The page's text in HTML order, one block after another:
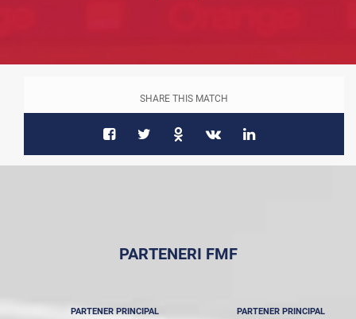
SHARE THIS MATCH
PARTENERI FMF
PARTENER PRINCIPAL PARTENER PRINCIPAL